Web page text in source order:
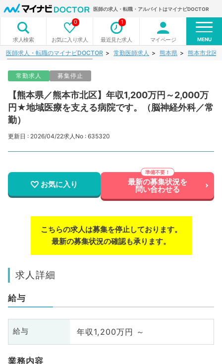
医師の求人・転職・アルバイトはマイナビDOCTOR
求人検索 お気に入り求人
0
最近見た求人
1
マイページ MENU
医師求人・転職のマイナビDOCTOR 常勤医師求人 熊本県 熊本市北区
常勤求人 募集停止
【熊本県／熊本市北区】年収1,200万円～2,000万
円★地域医療を支える病院です。（脳神経外科／常
勤）
更新日 : 2026/04/22求人No : 635320
お気に入り 最新の募集状況を
問い合わせる
こちらの求人は募集を停止しております。
最新の募集状況の確認も承ります。
求人詳細
給与
給与 年収1,200万円 ～
業務内容